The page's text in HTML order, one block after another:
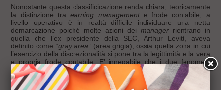
​Nonostante questa classificicazione renda chiara, teoricamente
la distinzione traearning managemente frode contabile, a
livello operativo è in realtà difficile individuare una netta
demarcazione poiché molte azioni dei managerrientrano in
quella che l’ex presidente della SEC, Arthur Levitt, aveva
definito come “gray area” (area grigia), ossia quella zona in cui
l’esercizio della discrezionalità si pone tra la legittimità e la vera
e propria frode contabile. E’ innegabile che i due fenomeni
siano fortemente correlati e molto spesso la presenza
diearning managementpreannuncia la comparsa di frode
contabile col passare del tempo[3]
.